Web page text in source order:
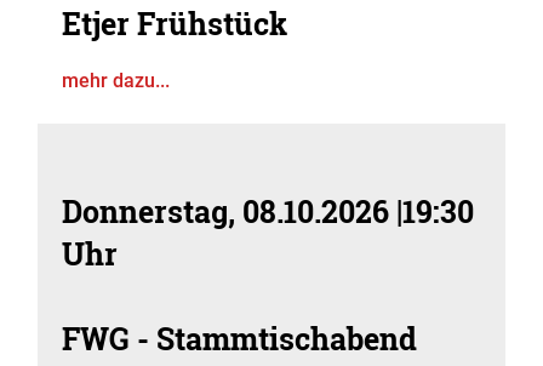
Etjer Frühstück
mehr dazu...
Donnerstag, 08.10.2026 |19:30
Uhr
FWG - Stammtischabend